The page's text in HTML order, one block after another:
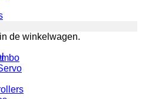
de winkelwagen.